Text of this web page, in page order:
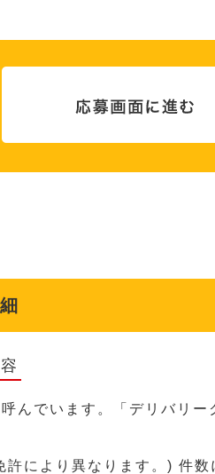
んでいます。「デリバリー
により異なります。) 件